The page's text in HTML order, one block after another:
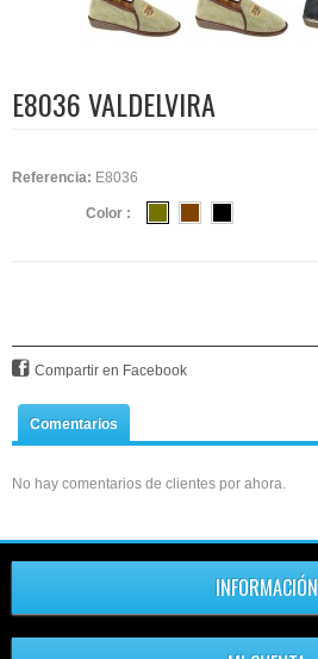
E8036 VALDELVIRA
Referencia: E8036
Color :
Compartir en Facebook
Comentarios
No hay comentarios de clientes por ahora.
INFORMACIÓN